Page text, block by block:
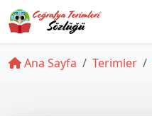
Ana Sayfa Terimler